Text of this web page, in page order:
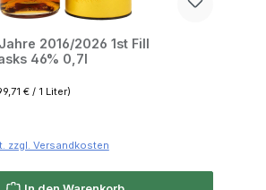
2016/2026 1st Fill
46% 0,7l
€ / 1 Liter)
zzgl. Versandkosten